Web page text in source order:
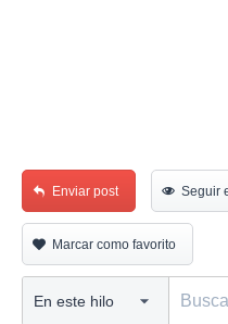
Enviar post Seguir
Marcar como favorito